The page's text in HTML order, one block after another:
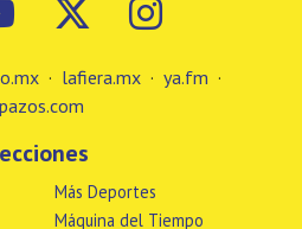
· lafiera.mx · ya.fm ·
Más Deportes
Máquina del Tiempo